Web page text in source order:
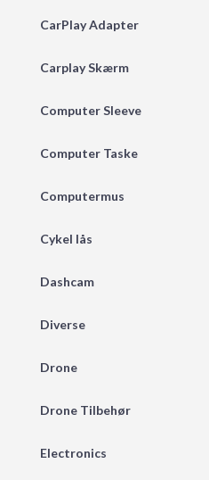
CarPlay Adapter
Carplay Skærm
Computer Sleeve
Computer Taske
Computermus
Cykel lås
Dashcam
Diverse
Drone
Drone Tilbehør
Electronics